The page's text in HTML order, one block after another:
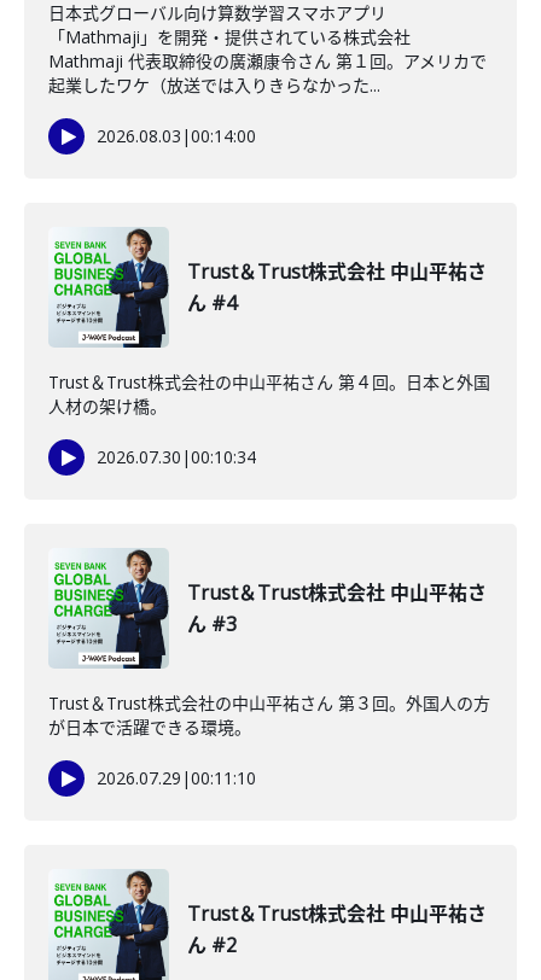
日本式グローバル向け算数学習スマホアプリ
「Mathmaji」を開発・提供されている株式会社
Mathmaji 代表取締役の廣瀬康令さん 第１回。アメリカで
起業したワケ（放送では入りきらなかった...
2026.08.03 |00:14:00
Trust＆Trust株式会社 中山平祐さ
ん #4
Trust＆Trust株式会社の中山平祐さん 第４回。日本と外国
人材の架け橋。
2026.07.30 |00:10:34
Trust＆Trust株式会社 中山平祐さ
ん #3
Trust＆Trust株式会社の中山平祐さん 第３回。外国人の方
が日本で活躍できる環境。
2026.07.29 |00:11:10
Trust＆Trust株式会社 中山平祐さ
ん #2